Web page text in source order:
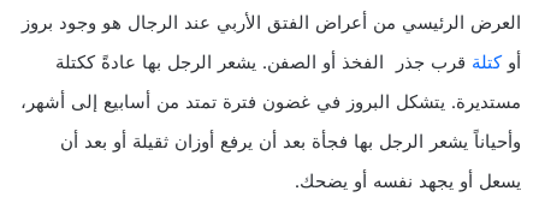
العرض الرئيسي من أعراض الفتق الأربي عند الرجال هو وجود بروز
أوكتلة قرب جذر الفخذ أو الصفن. يشعر الرجل بها عادةً ككتلة
مستديرة. يتشكل البروز في غضون فترة تمتد من أسابيع إلى أشهر،
وأحياناً يشعر الرجل بها فجأة بعد أن يرفع أوزان ثقيلة أو بعد أن
يسعل أو يجهد نفسه أو يضحك.